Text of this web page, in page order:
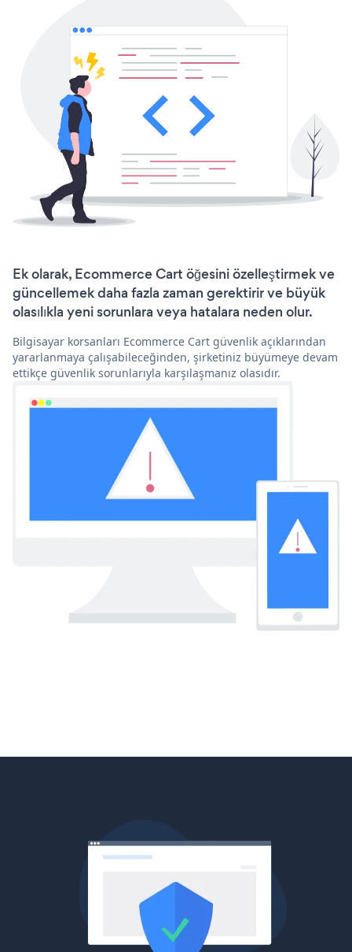
Ek olarak, Ecommerce Cart öğesini özelleştirmek ve
güncellemek daha fazla zaman gerektirir ve büyük
olasılıkla yeni sorunlara veya hatalara neden olur.
Bilgisayar korsanları Ecommerce Cart güvenlik açıklarından
yararlanmaya çalışabileceğinden, şirketiniz büyümeye devam
ettikçe güvenlik sorunlarıyla karşılaşmanız olasıdır.